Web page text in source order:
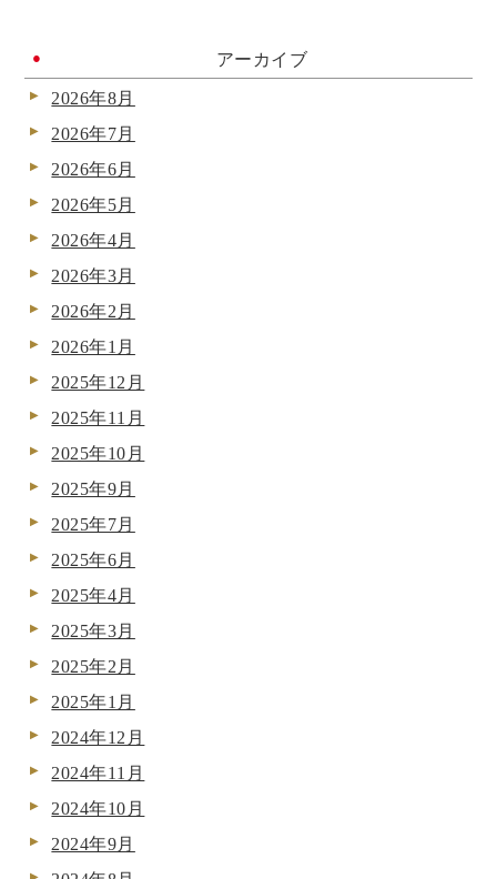
アーカイブ
2026年8月
2026年7月
2026年6月
2026年5月
2026年4月
2026年3月
2026年2月
2026年1月
2025年12月
2025年11月
2025年10月
2025年9月
2025年7月
2025年6月
2025年4月
2025年3月
2025年2月
2025年1月
2024年12月
2024年11月
2024年10月
2024年9月